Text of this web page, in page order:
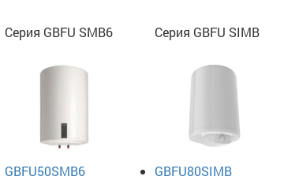
Серия GBFU SMB6
GBFU50SMB6
Серия GBFU SIMB
GBFU80SIMB